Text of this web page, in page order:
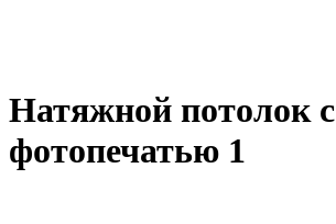
Натяжной потолок с
фотопечатью 1